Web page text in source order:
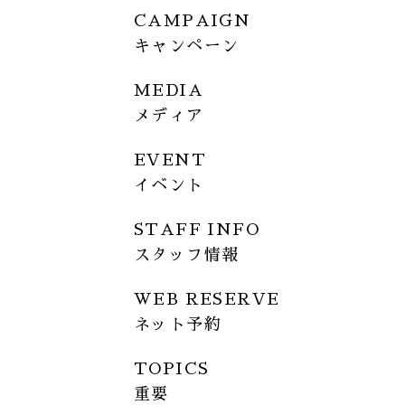
CAMPAIGN
キャンペーン
MEDIA
メディア
EVENT
イベント
STAFF INFO
スタッフ情報
WEB RESERVE
ネット予約
TOPICS
重要